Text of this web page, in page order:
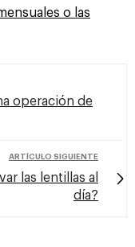
o las
operación de
ARTÍCULO SIGUIENTE
las lentillas al
día?